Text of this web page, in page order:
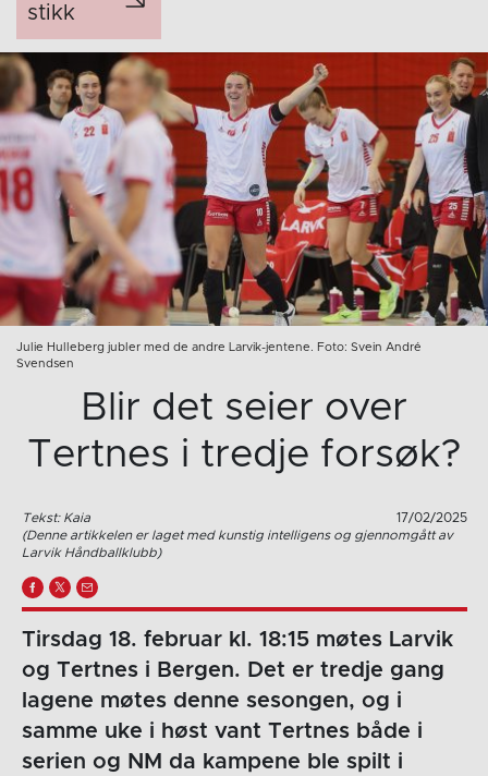
stikk
Julie Hulleberg jubler med de andre Larvik-jentene. Foto: Svein André
Svendsen
Blir det seier over
Tertnes i tredje forsøk?
Tekst: Kaia
17/02/2025
(Denne artikkelen er laget med kunstig intelligens og gjennomgått av
Larvik Håndballklubb)
Tirsdag 18. februar kl. 18:15 møtes Larvik
og Tertnes i Bergen. Det er tredje gang
lagene møtes denne sesongen, og i
samme uke i høst vant Tertnes både i
serien og NM da kampene ble spilt i